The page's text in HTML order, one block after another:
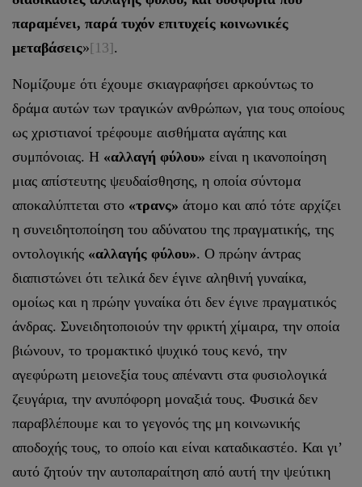
παραμένει, παρά τυχόν επιτυχείς κοινωνικές
μεταβάσεις»[13].
Νομίζουμε ότι έχουμε σκιαγραφήσει αρκούντως το
δράμα αυτών των τραγικών ανθρώπων, για τους οποίους
ως χριστιανοί τρέφουμε αισθήματα αγάπης και
συμπόνοιας. Η «αλλαγή φύλου» είναι η ικανοποίηση
μιας απίστευτης ψευδαίσθησης, η οποία σύντομα
αποκαλύπτεται στο «τρανς» άτομο και από τότε αρχίζει
η συνειδητοποίηση του αδύνατου της πραγματικής, της
οντολογικής «αλλαγής φύλου». Ο πρώην άντρας
διαπιστώνει ότι τελικά δεν έγινε αληθινή γυναίκα,
ομοίως και η πρώην γυναίκα ότι δεν έγινε πραγματικός
άνδρας. Συνειδητοποιούν την φρικτή χίμαιρα, την οποία
βιώνουν, το τρομακτικό ψυχικό τους κενό, την
αγεφύρωτη μειονεξία τους απέναντι στα φυσιολογικά
ζευγάρια, την ανυπόφορη μοναξιά τους. Φυσικά δεν
παραβλέπουμε και το γεγονός της μη κοινωνικής
αποδοχής τους, το οποίο και είναι καταδικαστέο. Και γι’
αυτό ζητούν την αυτοπαραίτηση από αυτή την ψεύτικη